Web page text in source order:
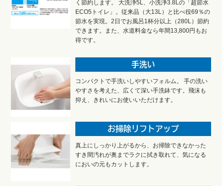
く節約します。 大洗浄5L、小洗浄3.8Lの「超節水
ECO5トイレ」。従来品（大13L）と比べ役69％の
節水を実現。2日でお風呂1杯分以上（280L）節約
できます。また、水道料金なら年間13,800円もお
得です。
手洗い
コンパクトで手洗いしやすいフォルム。 手の洗い
やすさを考えた、広くて深い手洗鉢です。飛沫も
抑え、きれいにお使いいただけます。
お掃除リフトアップ
真上にしっかり上がるから、お掃除できなかった
すき間汚れが奥までラクに拭き取れて、気になる
においの元もカットします。